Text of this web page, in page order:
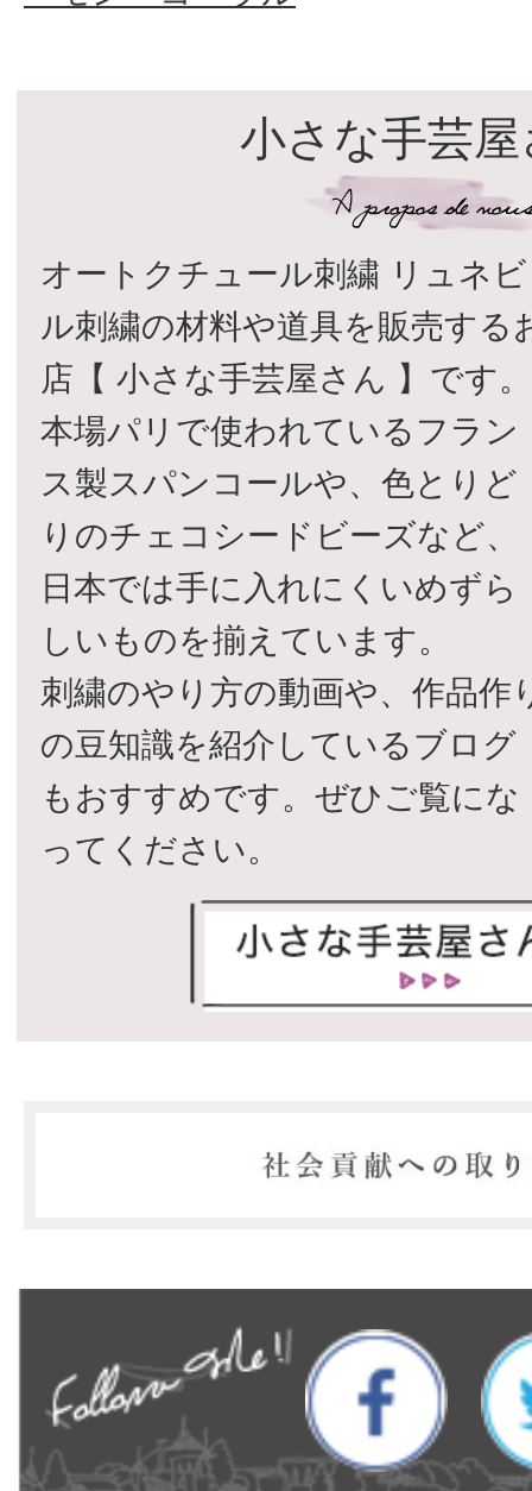
小さな手芸
オートクチュール刺繍 リュネビ
ル刺繍の材料や道具を販売する
店【 小さな手芸屋さん 】です。
本場パリで使われているフラン
ス製スパンコールや、色とりど
りのチェコシードビーズなど、
日本では手に入れにくいめずら
しいものを揃えています。
刺繍のやり方の動画や、作品作
の豆知識を紹介しているブログ
もおすすめです。ぜひご覧にな
ってください。